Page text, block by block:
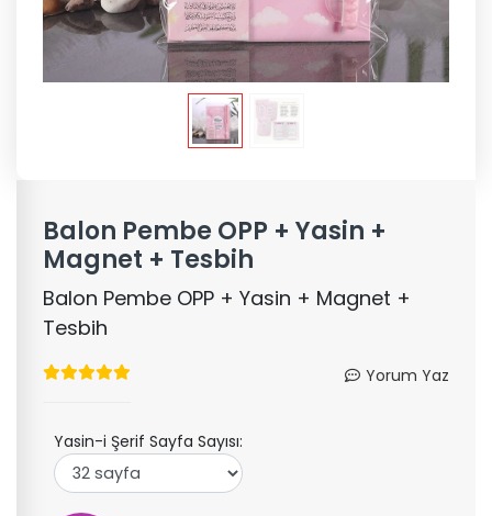
Balon Pembe OPP + Yasin +
Magnet + Tesbih
Balon Pembe OPP + Yasin + Magnet +
Tesbih
Yorum Yaz
Yasin-i Şerif Sayfa Sayısı: